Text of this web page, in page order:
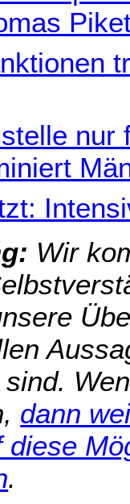
nur
Wir
dann
diese
.